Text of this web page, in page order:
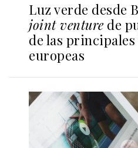
Luz verde desde
joint venturede
de las principales
europeas